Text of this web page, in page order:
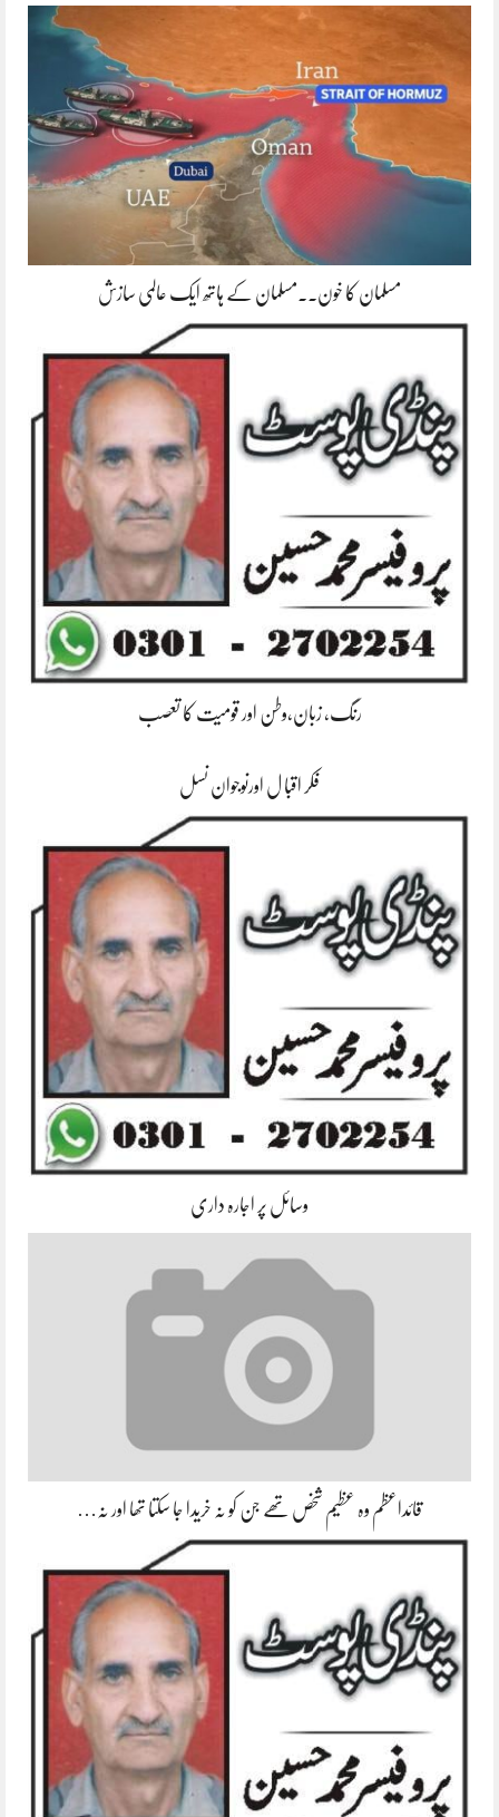
مسلمان کا خون۔۔مسلمان کے ہاتھ ایک عالمی سازش
رنگ، زبان،وطن اور قومیت کا تعصب
فکر اقبا ل اورنوجوان نسل
وسائل پر اجارہ داری
قائداعظم وہ عظیم شخص تھے جن کو نہ خریدا جا سکتا تھا اور نہ…